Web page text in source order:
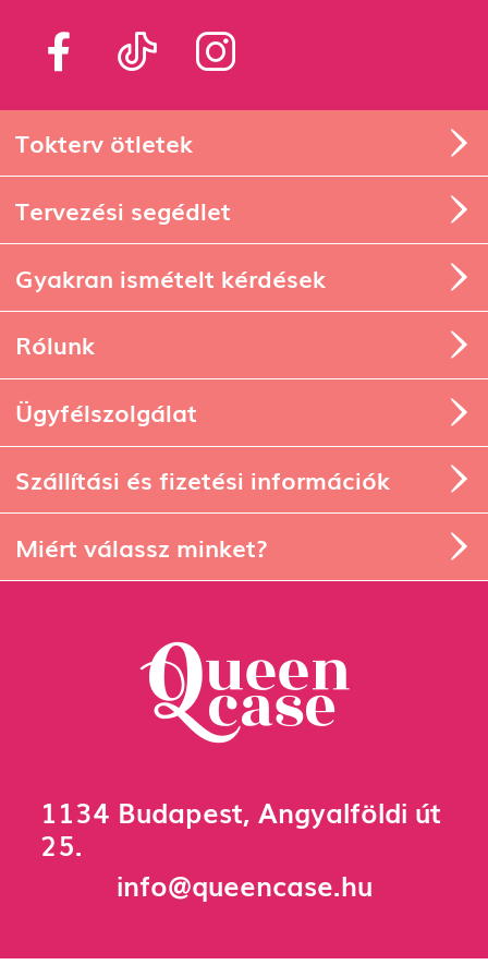
Tokterv ötletek
Tervezési segédlet
Gyakran ismételt kérdések
Rólunk
Ügyfélszolgálat
Szállítási és fizetési információk
Miért válassz minket?
1134 Budapest, Angyalföldi út
25.
info@queencase.hu